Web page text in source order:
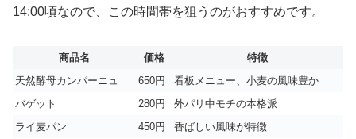
14:00頃なので、この時間帯を狙うのがおすすめです。
商品名 価格
特徴
天然酵母カンパーニュ
650円
看板メニュー、小麦の風味豊か
バゲット
280円
外パリ中モチの本格派
ライ麦パン
450円
香ばしい風味が特徴